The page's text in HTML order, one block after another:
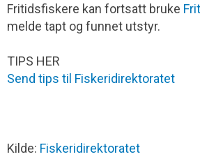
Fritidsfiskere kan fortsatt bruke
melde tapt og funnet utstyr.
TIPS HER
Send tips til Fiskeridirektoratet
Kilde: Fiskeridirektoratet